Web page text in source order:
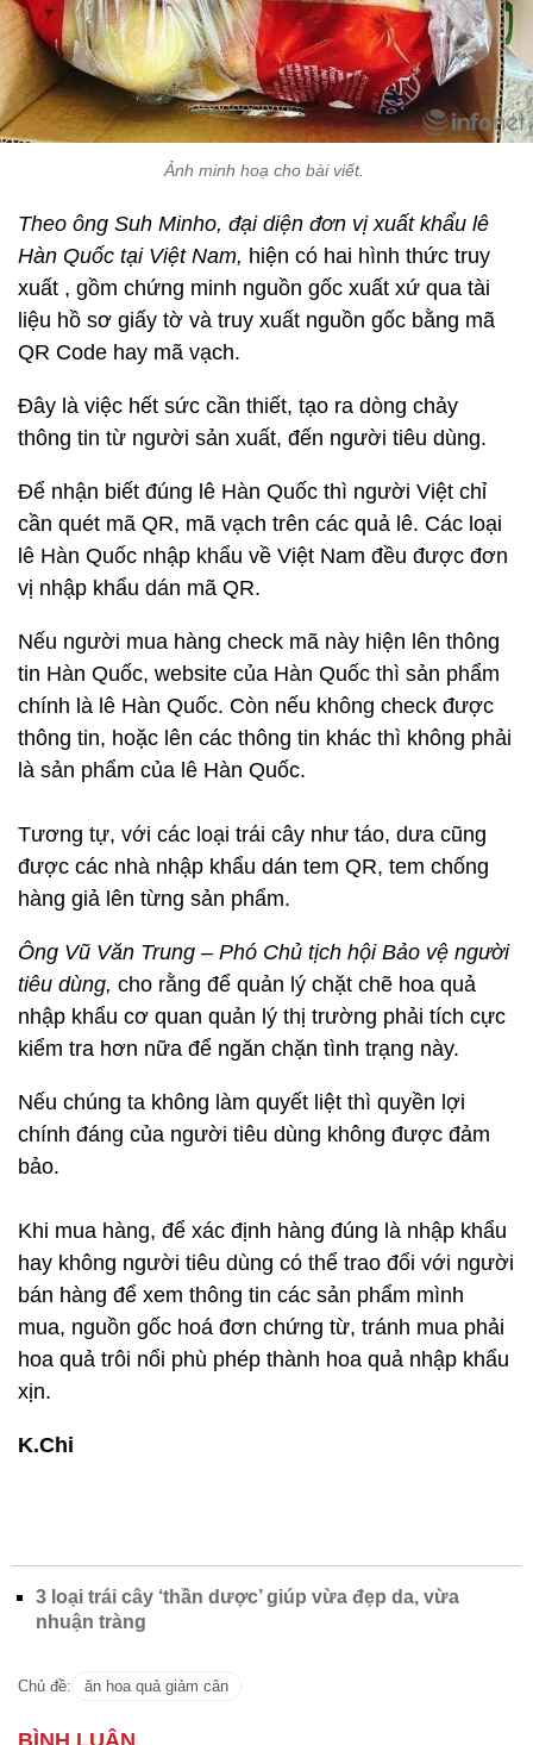
Ảnh minh hoạ cho bài viết.
Theo ông Suh Minho, đại diện đơn vị xuất khẩu lê
Hàn Quốc tại Việt Nam, hiện có hai hình thức truy
xuất , gồm chứng minh nguồn gốc xuất xứ qua tài
liệu hồ sơ giấy tờ và truy xuất nguồn gốc bằng mã
QR Code hay mã vạch.
Đây là việc hết sức cần thiết, tạo ra dòng chảy
thông tin từ người sản xuất, đến người tiêu dùng.
Để nhận biết đúng lê Hàn Quốc thì người Việt chỉ
cần quét mã QR, mã vạch trên các quả lê. Các loại
lê Hàn Quốc nhập khẩu về Việt Nam đều được đơn
vị nhập khẩu dán mã QR.
Nếu người mua hàng check mã này hiện lên thông
tin Hàn Quốc, website của Hàn Quốc thì sản phẩm
chính là lê Hàn Quốc. Còn nếu không check được
thông tin, hoặc lên các thông tin khác thì không phải
là sản phẩm của lê Hàn Quốc.
Tương tự, với các loại trái cây như táo, dưa cũng
được các nhà nhập khẩu dán tem QR, tem chống
hàng giả lên từng sản phẩm.
Ông Vũ Văn Trung – Phó Chủ tịch hội Bảo vệ người
tiêu dùng, cho rằng để quản lý chặt chẽ hoa quả
nhập khẩu cơ quan quản lý thị trường phải tích cực
kiểm tra hơn nữa để ngăn chặn tình trạng này.
Nếu chúng ta không làm quyết liệt thì quyền lợi
chính đáng của người tiêu dùng không được đảm
bảo.
Khi mua hàng, để xác định hàng đúng là nhập khẩu
hay không người tiêu dùng có thể trao đổi với người
bán hàng để xem thông tin các sản phẩm mình
mua, nguồn gốc hoá đơn chứng từ, tránh mua phải
hoa quả trôi nổi phù phép thành hoa quả nhập khẩu
xịn.
K.Chi
3 loại trái cây ‘thần dược’ giúp vừa đẹp da, vừa
nhuận tràng
Chủ đề: ăn hoa quả giảm cân